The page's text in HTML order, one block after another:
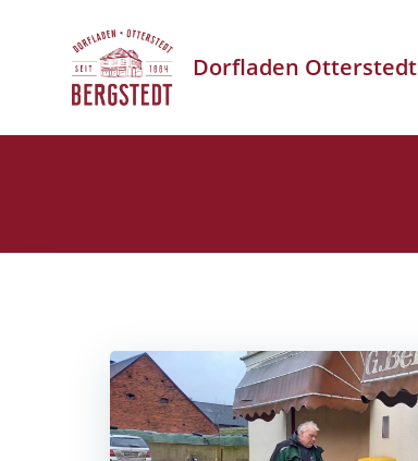
Dorfladen Otterstedt